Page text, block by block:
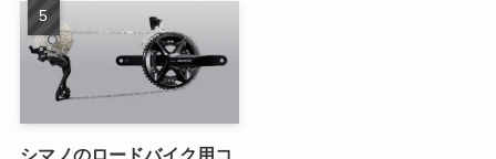
シマノのロードバイク用コ